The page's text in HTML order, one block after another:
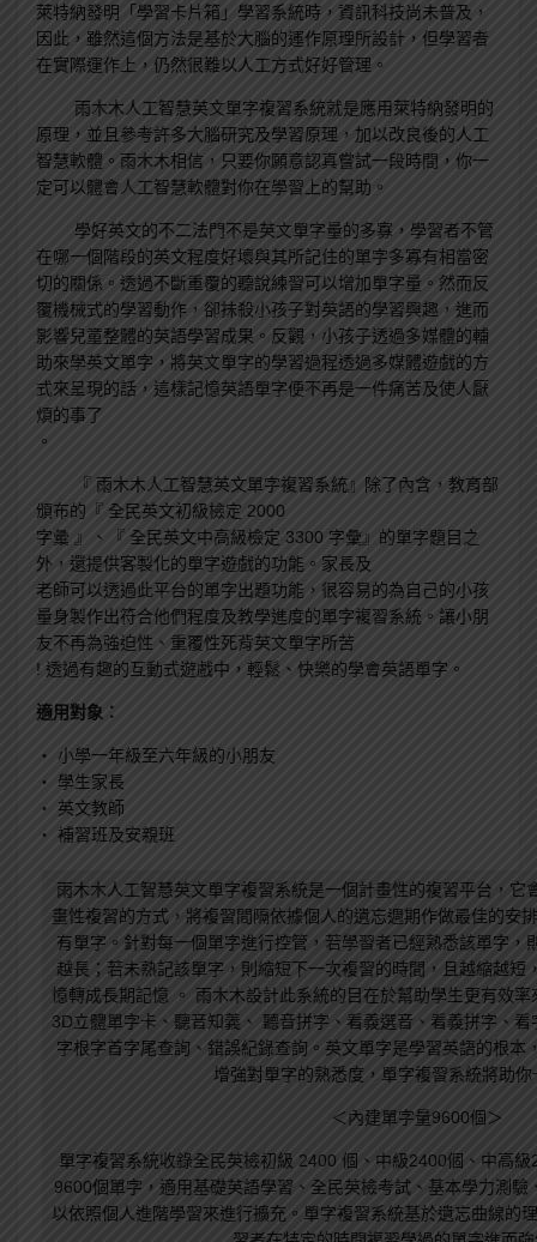
萊特納發明「學習卡片箱」學習系統時，資訊科技尚未普及，
因此，雖然這個方法是基於大腦的運作原理所設計，但學習者
在實際運作上，仍然很難以人工方式好好管理。
雨木木人工智慧英文單字複習系統就是應用萊特納發明的
原理，並且參考許多大腦研究及學習原理，加以改良後的人工
智慧軟體。雨木木相信，只要你願意認真嘗試一段時間，你一
定可以體會人工智慧軟體對你在學習上的幫助。
學好英文的不二法門不是英文單字量的多寡，學習者不管
在哪一個階段的英文程度好壞與其所記住的單字多寡有相當密
切的關係。透過不斷重覆的聽說練習可以增加單字量。然而反
覆機械式的學習動作，卻抹殺小孩子對英語的學習興趣，進而
影響兒童整體的英語學習成果。反觀，小孩子透過多媒體的輔
助來學英文單字，將英文單字的學習過程透過多媒體遊戲的方
式來呈現的話，這樣記憶英語單字便不再是一件痛苦及使人厭
煩的事了
。
『 雨木木人工智慧英文單字複習系統』除了內含，教育部
頒布的『 全民英文初級檢定 2000
字彙 』、『 全民英文中高級檢定 3300 字彙』的單字題目之
外，還提供客製化的單字遊戲的功能。家長及
老師可以透過此平台的單字出題功能，很容易的為自己的小孩
量身製作出符合他們程度及教學進度的單字複習系統。讓小朋
友不再為強迫性、重覆性死背英文單字所苦
! 透過有趣的互動式遊戲中，輕鬆、快樂的學會英語單字。
適用對象：
‧ 小學一年級至六年級的小朋友
‧ 學生家長
‧ 英文教師
‧ 補習班及安親班
雨木木人工智慧英文單字複習系統是一個計畫性的複習平台，它
畫性複習的方式， 將複習間隔依據個人的遺忘週期作做最佳的安
有單字。針對每一個單字進行控管，若學習者已經熟悉該單字，
越長；若未熟記該單字，則縮短下一次複習的時間，且越縮越短
憶轉成長期記憶
。 雨木木設計此系統的目在於幫助學生更有效
3D立體單字卡、聽音知義、 聽音拼字、看義選音、看義拼字、
字根字首字尾查詢、錯誤紀錄查詢。英文單字是學習英語的根本
增強對單字的熟悉度，單字複習系統將助你
＜內建單字量9600個＞
單字複習系統收錄全民英檢初級 2400 個、中級2400個、中高
9600個單字，適用基礎英語學習、全民英檢考試、基本學力測
以依照個人進階學習來進行擴充。單字複習系統基於遺忘曲線的